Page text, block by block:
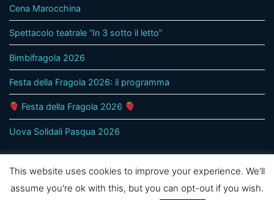
Cena Marocchina
Spettacolo teatrale “In 3 sotto il letto”
Bimbifragola 2026
Festa della Fragola 2026: il programma
Festa della Fragola 2026
Uova Solidali Pasqua 2026
© 2020 - Solidarietà Cooperativa Sociale Onlus Treviso -
This website uses cookies to improve your experience. We'll
assume you're ok with this, but you can opt-out if you wish.